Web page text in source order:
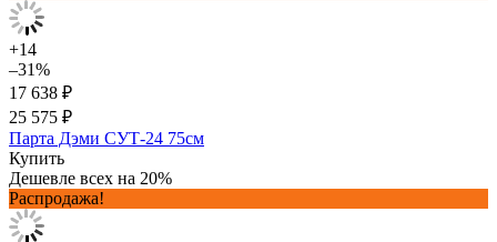
+14
–31%
17 638 ₽
25 575 ₽
Парта Дэми СУТ-24 75см
Купить
Дешевле всех на 20%
Распродажа!